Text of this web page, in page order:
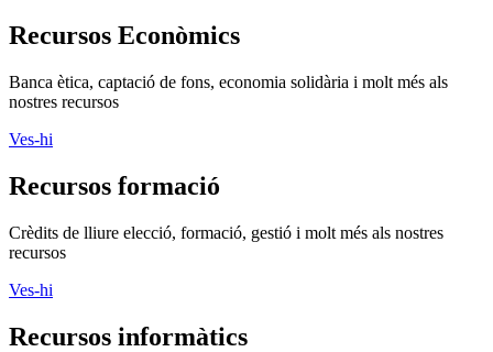
Recursos Econòmics
Banca ètica, captació de fons, economia solidària i molt més als
nostres recursos
Ves-hi
Recursos formació
Crèdits de lliure elecció, formació, gestió i molt més als nostres
recursos
Ves-hi
Recursos informàtics